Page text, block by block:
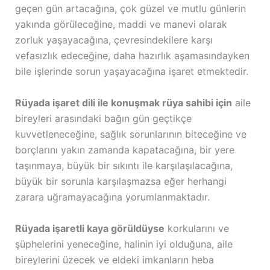
geçen gün artacağına, çok güzel ve mutlu günlerin
yakında görüleceğine, maddi ve manevi olarak
zorluk yaşayacağına, çevresindekilere karşı
vefasızlık edeceğine, daha hazırlık aşamasındayken
bile işlerinde sorun yaşayacağına işaret etmektedir.
Rüyada işaret dili ile konuşmak rüya sahibi için aile
bireyleri arasındaki bağın gün geçtikçe
kuvvetleneceğine, sağlık sorunlarının biteceğine ve
borçlarını yakın zamanda kapatacağına, bir yere
taşınmaya, büyük bir sıkıntı ile karşılaşılacağına,
büyük bir sorunla karşılaşmazsa eğer herhangi
zarara uğramayacağına yorumlanmaktadır.
Rüyada işaretli kaya görüldüyse korkularını ve
şüphelerini yeneceğine, halinin iyi olduğuna, aile
bireylerini üzecek ve eldeki imkanların heba